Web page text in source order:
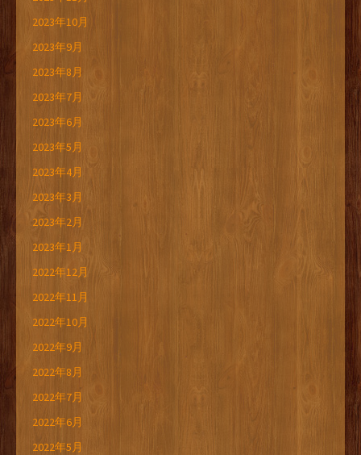
2023年10月
2023年9月
2023年8月
2023年7月
2023年6月
2023年5月
2023年4月
2023年3月
2023年2月
2023年1月
2022年12月
2022年11月
2022年10月
2022年9月
2022年8月
2022年7月
2022年6月
2022年5月